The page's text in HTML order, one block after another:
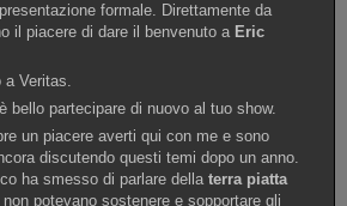
formale. Direttamente da
il piacere di dare il benvenuto a Eric
a Veritas.
bello partecipare di nuovo al tuo show.
un piacere averti qui con me e sono
discutendo questi temi dopo un anno.
ha smesso di parlare dellaterra piatta
potevano sostenere e sopportare gli